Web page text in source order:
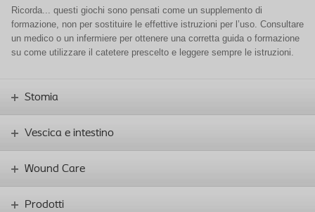
Ricorda... questi giochi sono pensati come un supplemento di
formazione, non per sostituire le effettive istruzioni per l’uso. Consultare
un medico o un infermiere per ottenere una corretta guida o formazione
su come utilizzare il catetere prescelto e leggere sempre le istruzioni.
Stomia
Vescica e intestino
Wound Care
Prodotti